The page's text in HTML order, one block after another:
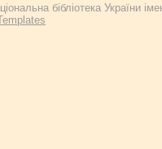
бібліотека України